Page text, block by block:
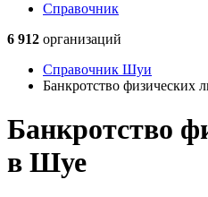
Справочник
6 912 организаций
Справочник Шуи
Банкротство физических
Банкротство
в Шуе